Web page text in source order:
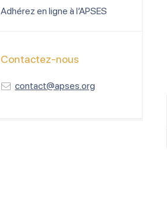
Adhérez en ligne à l’APSES
Contactez-nous
contact@apses.org